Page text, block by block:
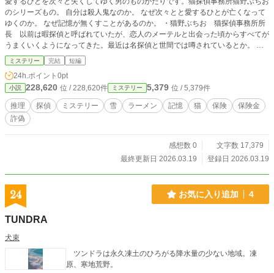
のシリーズもの。 自分は殺人鬼なのか。 なぜ次々とと愛するひとが亡くなって
ゆくのか。 なぜ記憶が無くすことがあるのか。 ・猫野ぶちお 猫探偵事務所所
長 以前は暇探偵と呼ばれていたが、恋人のメーテルと出会った頃からすべてが
うまくいくようになってきた。最近は名探偵と世間では噂されているとか。 ・
メタボ ぶちおの助手。ハンバーガーとポテト、コーラのセットが好物。一流国
立大学院生でなんでも器用にこなす。メタボな体形。 ・メーテル ぶちおの恋
人で女神なのような存在。事務所の上の階でぶちおと暮らしている。 ・白熊
ぶちお達の事務所の階下にある喫茶白熊のマスター。すべてのオーダーにこたえ
ることができる。 ・みいちゃん 白熊のウエイトレス。マスターとの関係は不
明。 ・圓八警部 はくさん警察署警部、ぶちおの警察時代の先輩。 ・冴子 は
くさん警察署鑑識課所属の鑑識官。暇なときは白熊にいりびったている。
ミステリー 完結 短編
24h.ポイント 0pt
小説 228,620 位 / 228,620件 ミステリー 5,379 位 / 5,379件
推理 探偵 ミステリー 雪 ラーメン 記憶 猫 保険
保険金
詐偽
感想数 0
文字数 17,379
最終更新日 2026.03.19
登録日 2026.03.19
24 お気に入り追加 4
TUNDRA
犬束
ツンドラは永久凍土のひろがる降水量の少ない地域。凍
原、寒地荒野。